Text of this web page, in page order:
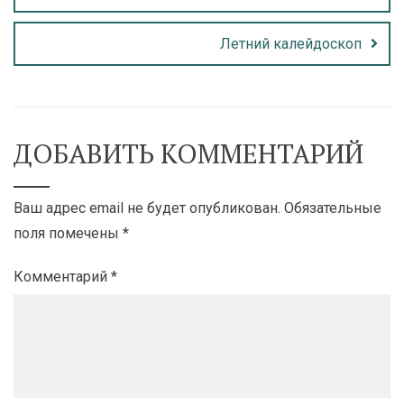
Летний калейдоскоп
ДОБАВИТЬ КОММЕНТАРИЙ
Ваш адрес email не будет опубликован. Обязательные
поля помечены *
Комментарий *